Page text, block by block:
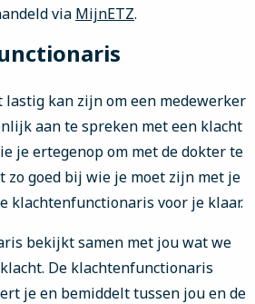
via MijnETZ.
kan zijn om een medewerker
aan te spreken met een klacht
je ertegenop om met de dokter te
zo goed bij wie je moet zijn met je
klachtenfunctionaris voor je klaar.
bekijkt samen met jou wat we
De klachtenfunctionaris
je en bemiddelt tussen jou en de